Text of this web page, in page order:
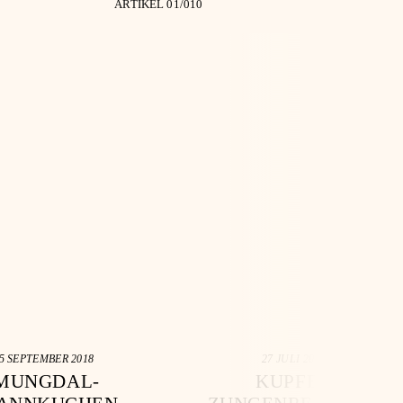
ARTIKEL 0 1 /010
SEPTEMBER 2018 27 JULI 2021
KUPFER